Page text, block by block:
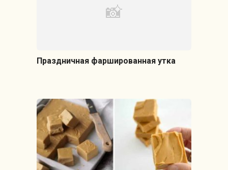
Праздничная фаршированная утка